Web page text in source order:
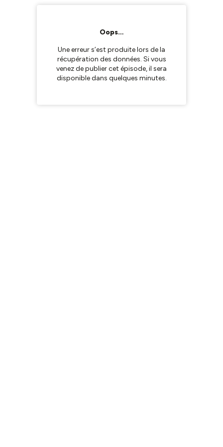
Oops…
Une erreur s’est produite lors de la
récupération des données. Si vous
venez de publier cet épisode, il sera
disponible dans quelques minutes.